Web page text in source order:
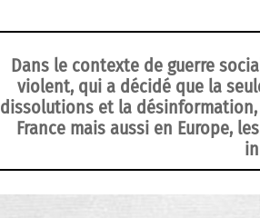
Dans le contexte de guerre
violent, qui a décidé que la
dissolutions et la
France mais aussi en Europe,